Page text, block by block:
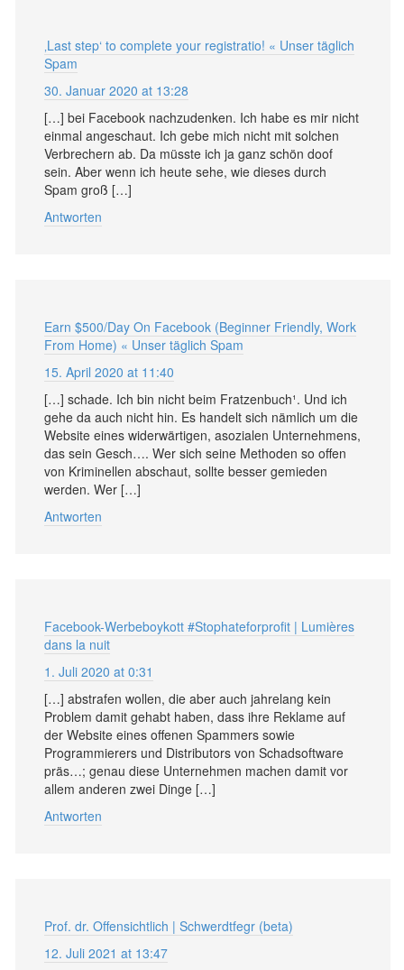
‚Last step‘ to complete your registratio! « Unser täglich
Spam
30. Januar 2020 at 13:28
[…] bei Facebook nachzudenken. Ich habe es mir nicht
einmal angeschaut. Ich gebe mich nicht mit solchen
Verbrechern ab. Da müsste ich ja ganz schön doof
sein. Aber wenn ich heute sehe, wie dieses durch
Spam groß […]
Antworten
Earn $500/Day On Facebook (Beginner Friendly, Work
From Home) « Unser täglich Spam
15. April 2020 at 11:40
[…] schade. Ich bin nicht beim Fratzenbuch¹. Und ich
gehe da auch nicht hin. Es handelt sich nämlich um die
Website eines widerwärtigen, asozialen Unternehmens,
das sein Gesch…. Wer sich seine Methoden so offen
von Kriminellen abschaut, sollte besser gemieden
werden. Wer […]
Antworten
Facebook-Werbeboykott #Stophateforprofit | Lumières
dans la nuit
1. Juli 2020 at 0:31
[…] abstrafen wollen, die aber auch jahrelang kein
Problem damit gehabt haben, dass ihre Reklame auf
der Website eines offenen Spammers sowie
Programmierers und Distributors von Schadsoftware
präs…; genau diese Unternehmen machen damit vor
allem anderen zwei Dinge […]
Antworten
Prof. dr. Offensichtlich | Schwerdtfegr (beta)
12. Juli 2021 at 13:47